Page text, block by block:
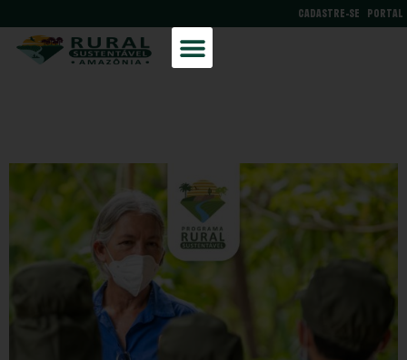
PORTAL
CADASTRE-SE